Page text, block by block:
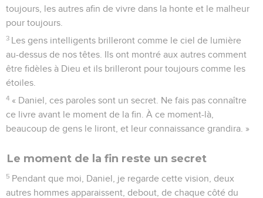
toujours, les autres afin de vivre dans la honte et le malheur
pour toujours.
3 Les gens intelligents brilleront comme le ciel de lumière
au-dessus de nos têtes. Ils ont montré aux autres comment
être fidèles à Dieu et ils brilleront pour toujours comme les
étoiles.
4 « Daniel, ces paroles sont un secret. Ne fais pas connaître
ce livre avant le moment de la fin. À ce moment-là,
beaucoup de gens le liront, et leur connaissance grandira. »
Le moment de la fin reste un secret
5 Pendant que moi, Daniel, je regarde cette vision, deux
autres hommes apparaissent, debout, de chaque côté du